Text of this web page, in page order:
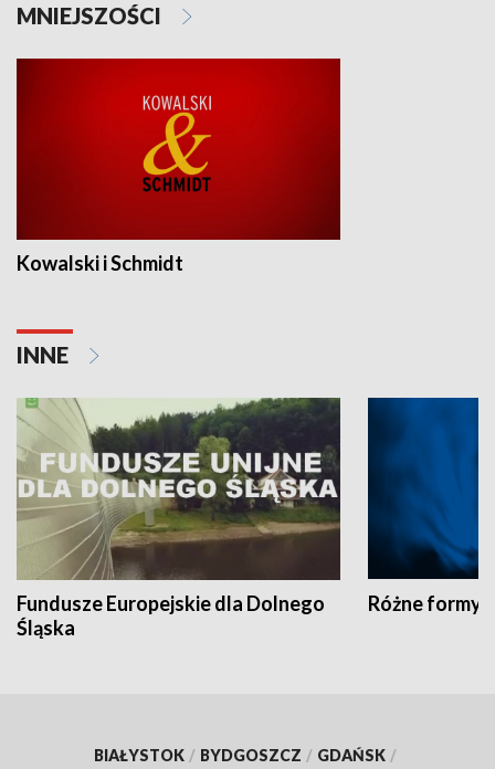
MNIEJSZOŚCI
Kowalski i Schmidt
INNE
Fundusze Europejskie dla Dolnego
Śląska
Różne formy
BIAŁYSTOK / BYDGOSZCZ / GDAŃSK /